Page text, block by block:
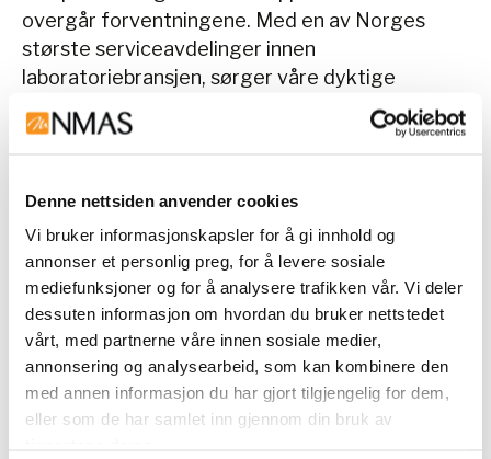
Denne nettsiden anvender cookies
Vi bruker informasjonskapsler for å gi innhold og
annonser et personlig preg, for å levere sosiale
mediefunksjoner og for å analysere trafikken vår. Vi deler
dessuten informasjon om hvordan du bruker nettstedet
vårt, med partnerne våre innen sosiale medier,
annonsering og analysearbeid, som kan kombinere den
med annen informasjon du har gjort tilgjengelig for dem,
eller som de har samlet inn gjennom din bruk av
overgår forventningene. Med en av Norges
største serviceavdelinger innen
laboratoriebransjen, sørger våre dyktige
serviceingeniører for rask og pålitelig
oppfølging over hele landet.
oppfølging og ny teknologi bidrar vi til
innovasjon og gode løsninger for laboratorier
over hele Norge.
Fakta om oss:
En av Norges største leverandører av